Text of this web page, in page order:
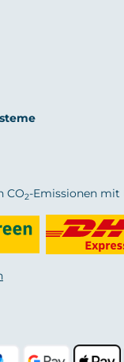
CO2-Emissionen mit